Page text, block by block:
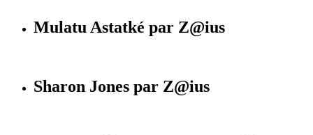
Mulatu Astatké par Z@ius
Sharon Jones par Z@ius